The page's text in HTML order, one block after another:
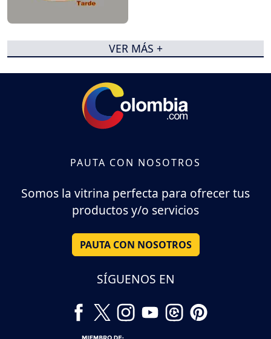
VER MÁS +
PAUTA CON NOSOTROS
Somos la vitrina perfecta para ofrecer tus
productos y/o servicios
PAUTA CON NOSOTROS
SÍGUENOS EN